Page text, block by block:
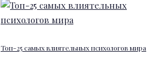
Топ-25 самых влиятельных психологов мира